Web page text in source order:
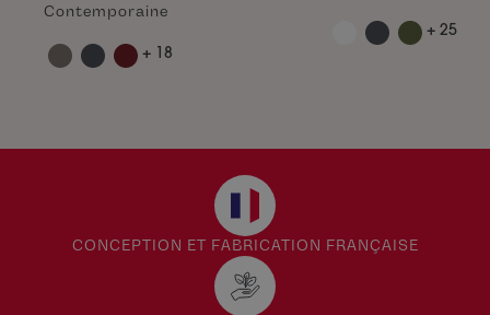
Contemporaine
+ 18
+ 25
CONCEPTION ET FABRICATION FRANÇAISE